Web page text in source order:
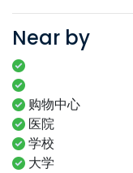
Near by
购物中心
医院
学校
大学